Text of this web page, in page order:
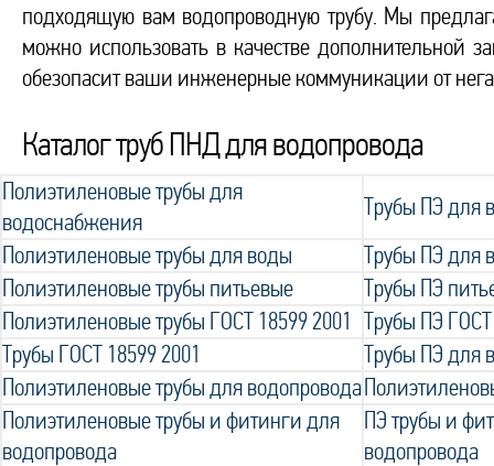
подходящую вам водопроводную трубу. Мы
можно использовать в качестве дополнительной
обезопасит ваши инженерные коммуникации от
Каталог труб ПНД для водопровода
Полиэтиленовые трубы для
водоснабжения
Трубы ПЭ для
Полиэтиленовые трубы для воды
Трубы ПЭ для
Полиэтиленовые трубы питьевые
Трубы ПЭ
Полиэтиленовые трубы ГОСТ 18599 2001
Трубы ПЭ ГОСТ
Трубы ГОСТ 18599 2001
Трубы ПЭ для
Полиэтиленовые трубы для водопровода
Полиэтиленовые трубы и фитинги для
водопровода
ПЭ трубы и
водопровода